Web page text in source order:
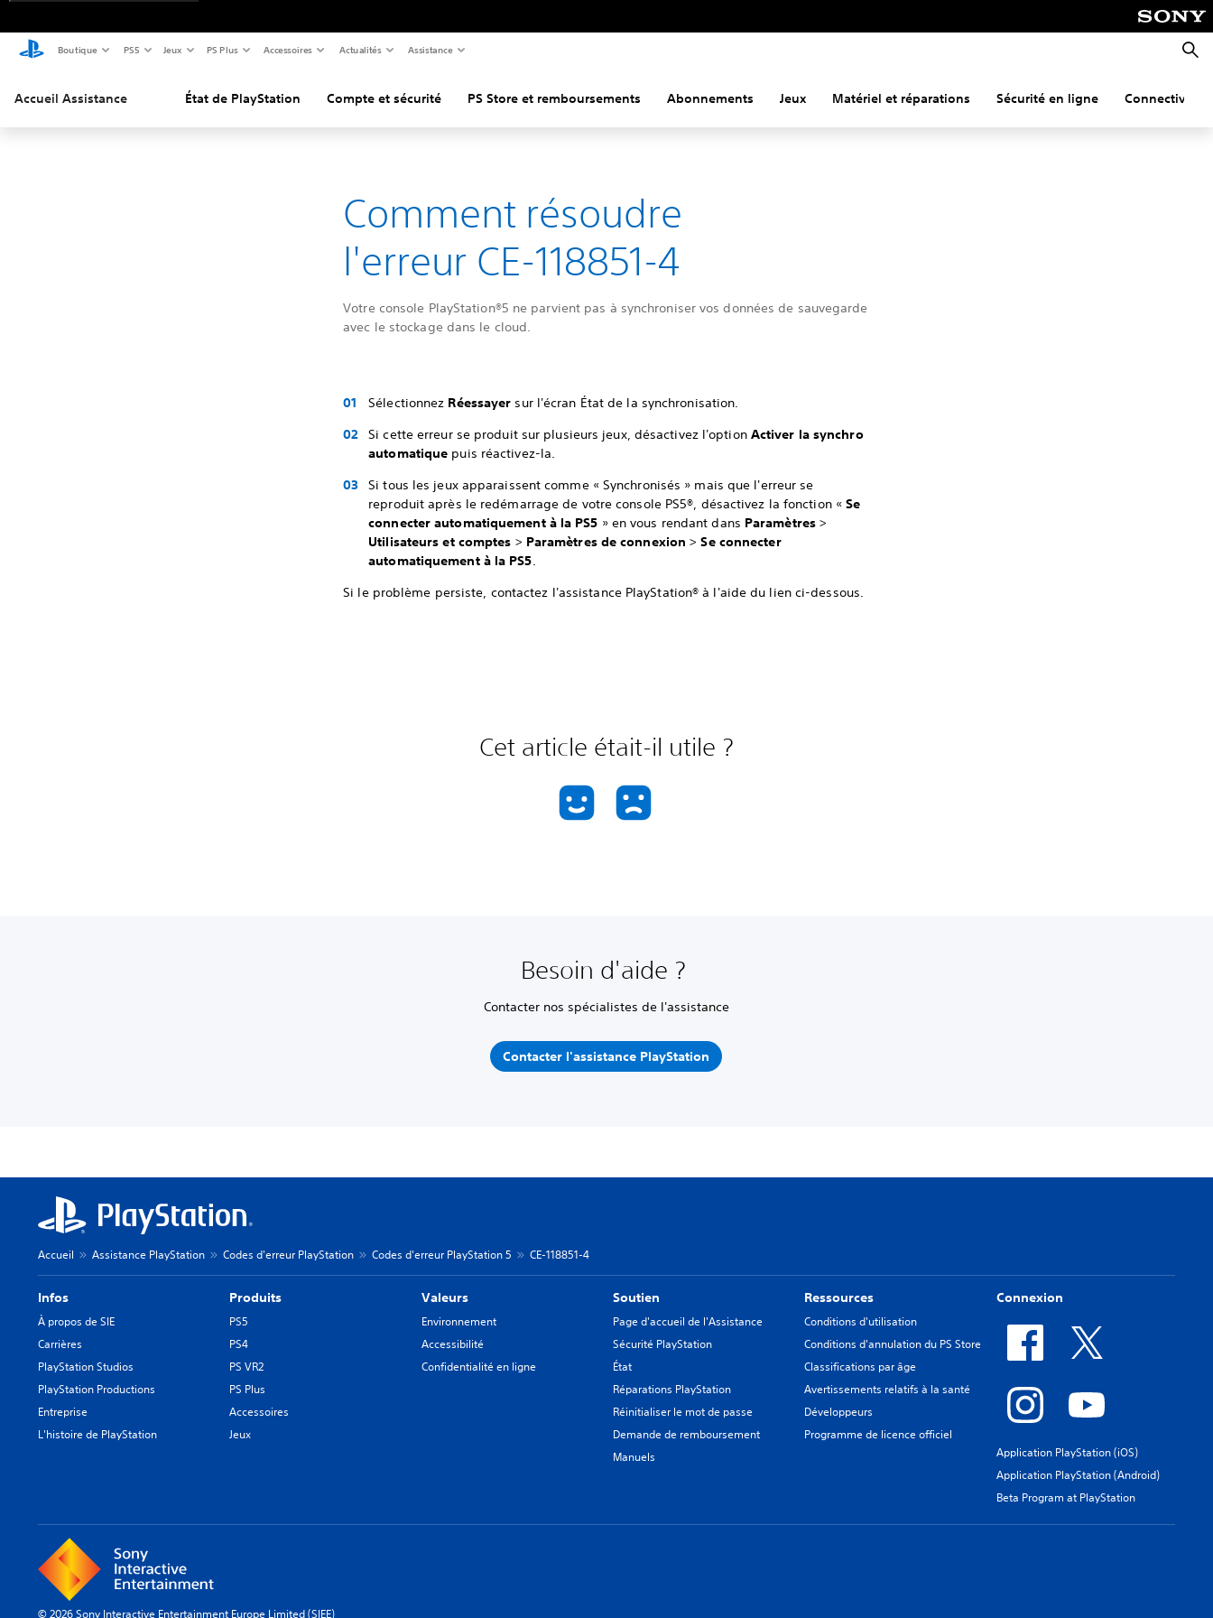
Boutique PS5 Jeux PS Plus Accessoires Actualités Assistance
Accueil Assistance État de PlayStation Compte et sécurité PS Store et remboursements Abonnements Jeux Matériel et réparations Sécurité en ligne Connectivité
Comment résoudre
l'erreur CE-118851-4
Votre console PlayStation®5 ne parvient pas à synchroniser vos données de sauvegarde
avec le stockage dans le cloud.
Sélectionnez Réessayer sur l'écran État de la synchronisation.
Si cette erreur se produit sur plusieurs jeux, désactivez l'option Activer la synchro
automatique puis réactivez-la.
Si tous les jeux apparaissent comme « Synchronisés » mais que l'erreur se
reproduit après le redémarrage de votre console PS5®, désactivez la fonction «Se
connecter automatiquement à la PS5 » en vous rendant dans Paramètres>
Utilisateurs et comptes > Paramètres de connexion >Se connecter
automatiquement à la PS5.
Si le problème persiste, contactez l'assistance PlayStation® à l'aide du lien ci-dessous.
Cet article était-il utile ?
Besoin d'aide ?
Contacter nos spécialistes de l'assistance
Contacter l'assistance PlayStation
Accueil Assistance PlayStation Codes d'erreur PlayStation Codes d'erreur PlayStation 5 CE-118851-4
Infos
À propos de SIE
Carrières
PlayStation Studios
PlayStation Productions
Entreprise
L'histoire de PlayStation
Produits
PS5
PS4
PS VR2
PS Plus
Accessoires
Jeux
Valeurs
Environnement
Accessibilité
Confidentialité en ligne
Soutien
Page d'accueil de l'Assistance
Sécurité PlayStation
État
Réparations PlayStation
Réinitialiser le mot de passe
Demande de remboursement
Manuels
Ressources
Conditions d'utilisation
Conditions d'annulation du PS Store
Classifications par âge
Avertissements relatifs à la santé
Développeurs
Programme de licence officiel
Connexion
Application PlayStation (iOS)
Application PlayStation (Android)
Beta Program at PlayStation
© 2026 Sony Interactive Entertainment Europe Limited (SIEE)